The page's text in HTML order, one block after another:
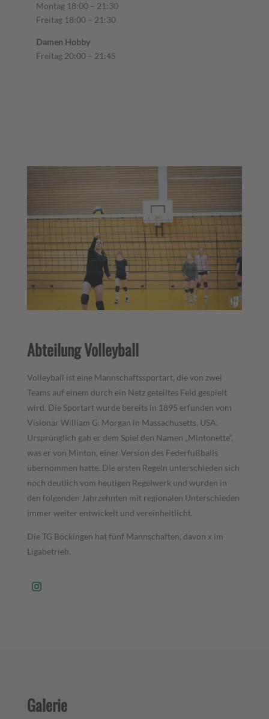
Montag 18:00 – 21:30
Freitag 18:00 – 21:30
Damen Hobby
Freitag 20:00 – 21:45
Abteilung Volleyball
Volleyball ist eine Mannschaftssportart, die von zwei
Teams auf einem durch ein Netz geteiltes Feld gespielt
wird. Die Sportart wurde bereits in 1895 erfunden vom
Visionär William G. Morgan in Massachusetts, USA.
Ursprünglich gab er dem Spiel den Namen „Mintonette“,
was er von Minton, einer Version des Federfußballs
übernommen hatte. Die ersten Regeln unterschieden sich
noch deutlich vom heutigen Regelwerk und wurden in
den folgenden Jahrzehnten mit regionalen Unterschieden
immer weiter entwickelt und vereinheitlicht.
Die TG Böckingen hat fünf Mannschaften, davon x im
Ligabetrieb.
Galerie